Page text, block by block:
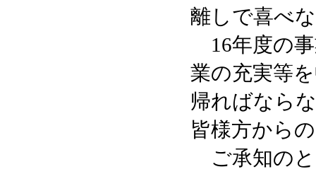
離しで喜べ
16年度の事
業の充実等
帰ればなら
皆様方から
ご承知のと